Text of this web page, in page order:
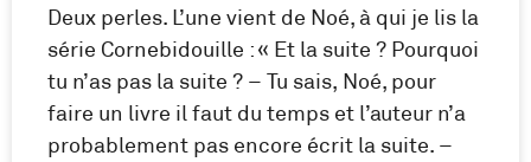
Deux perles. L’une vient de Noé, à qui je lis la
série Cornebidouille : « Et la suite ? Pourquoi
tu n’as pas la suite ? – Tu sais, Noé, pour
faire un livre il faut du temps et l’auteur n’a
probablement pas encore écrit la suite. –